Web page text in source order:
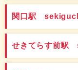
関口駅
せきてらす前駅